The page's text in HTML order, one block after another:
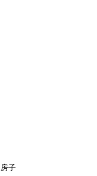
子